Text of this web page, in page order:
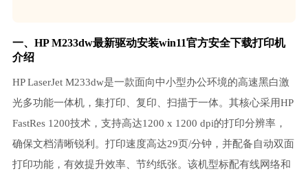
一、HP M233dw最新驱动安装win11官方安全下载打印机
介绍
HP LaserJet M233dw是一款面向中小型办公环境的高速黑白激
光多功能一体机，集打印、复印、扫描于一体。其核心采用HP
FastRes 1200技术，支持高达1200 x 1200 dpi的打印分辨率，
确保文档清晰锐利。打印速度高达29页/分钟，并配备自动双面
打印功能，有效提升效率、节约纸张。该机型标配有线网络和